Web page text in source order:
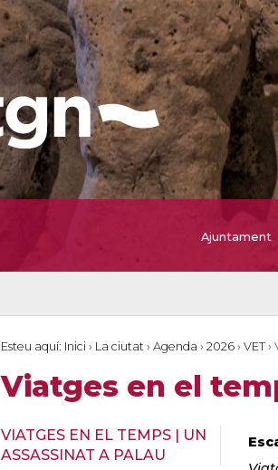
Ajuntament
Esteu aquí: Inici › La ciutat › Agenda › 2026 › VET ›
Viatges en el
VIATGES EN EL TEMPS | UN
ASSASSINAT A PALAU